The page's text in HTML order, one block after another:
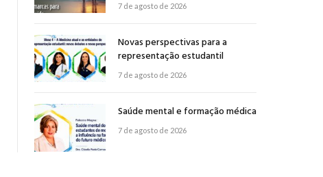
7 de agosto de 2026
Novas perspectivas para a
representação estudantil
7 de agosto de 2026
Saúde mental e formação médica
7 de agosto de 2026